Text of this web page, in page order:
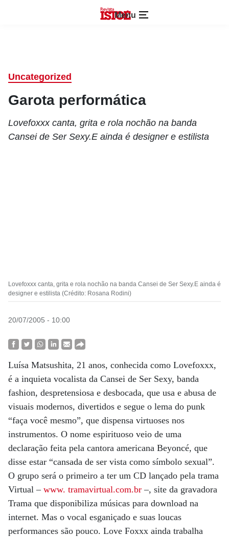
Menu
Uncategorized
Garota performática
Lovefoxxx canta, grita e rola nochão na banda
Cansei de Ser Sexy.E ainda é designer e estilista
Lovefoxxx canta, grita e rola nochão na banda Cansei de Ser Sexy.E ainda é
designer e estilista (Crédito: Rosana Rodini)
20/07/2005 - 10:00
Luísa Matsushita, 21 anos, conhecida como Lovefoxxx,
é a inquieta vocalista da Cansei de Ser Sexy, banda
fashion, despretensiosa e desbocada, que usa e abusa de
visuais modernos, divertidos e segue o lema do punk
“faça você mesmo”, que dispensa virtuoses nos
instrumentos. O nome espirituoso veio de uma
declaração feita pela cantora americana Beyoncé, que
disse estar “cansada de ser vista como símbolo sexual”.
O grupo será o primeiro a ter um CD lançado pela trama
Virtual – www. tramavirtual.com.br –, site da gravadora
Trama que disponibiliza músicas para download na
internet. Mas o vocal esganiçado e suas loucas
performances são pouco. Love Foxxx ainda trabalha